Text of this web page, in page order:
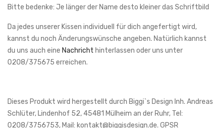
Bitte bedenke: Je länger der Name desto kleiner das Schriftbild
Da jedes unserer Kissen individuell für dich angefertigt wird,
kannst du noch Änderungswünsche angeben. Natürlich kannst
du uns auch eine Nachricht hinterlassen oder uns unter
0208/375675 erreichen.